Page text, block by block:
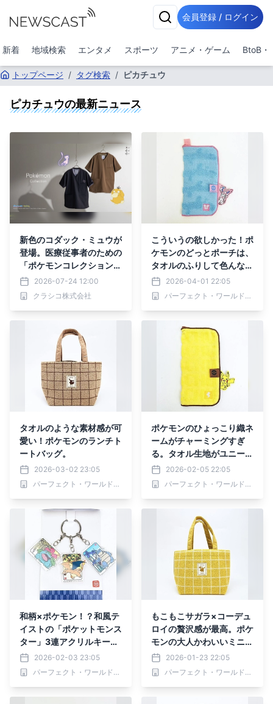
会員登録 / ログイン
新着 地域検索 エンタメ スポーツ アニメ・ゲーム BtoB・
トップページ / タグ検索 / ピカチュウ
ピカチュウの最新ニュース
新色のコダック・ミュウが
登場。医療従事者のための
「ポケモンコレクション」
新作スクラブ、8月6日
(木)発売決定
2026-07-24 12:00
クラシコ株式会社
こういうの欲しかった！ポ
ケモンのどっとポーチは、
タオルのふりして色んなシ
ーンで大活躍！
2026-04-01 22:05
パーフェクト・ワールド株式会社
タオルのような素材感が可
愛い！ポケモンのランチト
ートバッグ。
2026-03-02 23:05
パーフェクト・ワールド株式会社
ポケモンのひょっこり織ネ
ームがチャーミングすぎ
る。タオル生地がユニーク
なポーチ「どっとポーチ」
です。
2026-02-05 22:05
パーフェクト・ワールド株式会社
和柄×ポケモン！？和風テ
イストの「ポケットモンス
ター」3連アクリルキーホ
ルダーから、デフォルメオ
ーロラアクリルキーホルダ
ーまで！
2026-02-03 23:05
パーフェクト・ワールド株式会社
もこもこサガラ×コーデュ
ロイの贅沢感が最高。ポケ
モンの大人かわいいミニト
ート2026-01-23 22:05
パーフェクト・ワールド株式会社